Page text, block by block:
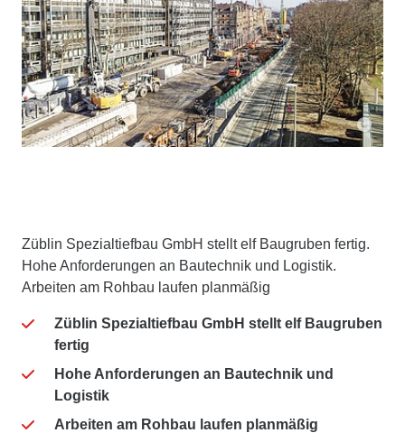
​Züblin Spezialtiefbau GmbH stellt elf Baugruben fertig.
Hohe Anforderungen an Bautechnik und Logistik.
Arbeiten am Rohbau laufen planmäßig
Züblin Spezialtiefbau GmbH stellt elf Baugruben
fertig
Hohe Anforderungen an Bautechnik und
Logistik
Arbeiten am Rohbau laufen planmäßig